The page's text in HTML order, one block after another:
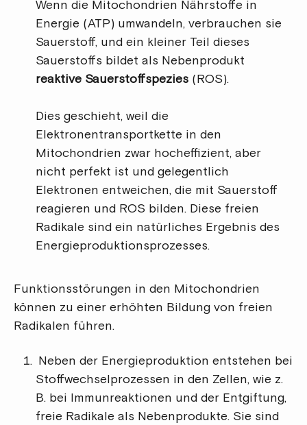
Wenn die Mitochondrien Nährstoffe in
Energie (ATP) umwandeln, verbrauchen sie
Sauerstoff, und ein kleiner Teil dieses
Sauerstoffs bildet als Nebenprodukt
reaktive Sauerstoffspezies (ROS).
Dies geschieht, weil die
Elektronentransportkette in den
Mitochondrien zwar hocheffizient, aber
nicht perfekt ist und gelegentlich
Elektronen entweichen, die mit Sauerstoff
reagieren und ROS bilden. Diese freien
Radikale sind ein natürliches Ergebnis des
Energieproduktionsprozesses.
Funktionsstörungen in den Mitochondrien
können zu einer erhöhten Bildung von freien
Radikalen führen.
Neben der Energieproduktion entstehen bei
Stoffwechselprozessen in den Zellen, wie z.
B. bei Immunreaktionen und der Entgiftung,
freie Radikale als Nebenprodukte. Sie sind